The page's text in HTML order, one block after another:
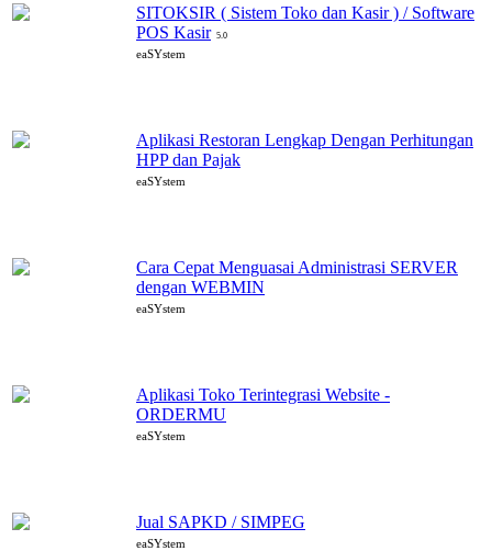
SITOKSIR ( Sistem Toko dan Kasir ) / Software
POS Kasir 5.0
eaSYstem
Aplikasi Restoran Lengkap Dengan Perhitungan
HPP dan Pajak
eaSYstem
Cara Cepat Menguasai Administrasi SERVER
dengan WEBMIN
eaSYstem
Aplikasi Toko Terintegrasi Website -
ORDERMU
eaSYstem
Jual SAPKD / SIMPEG
eaSYstem